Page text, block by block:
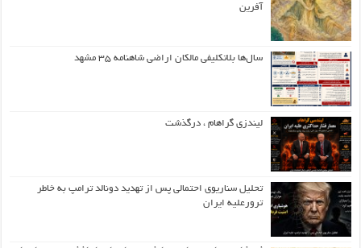
آفرین
سال‌ها بلاتکلیفی مالکان اراضی شاهنامه ۳۵ مشهد
لیندزی گراهام ، درگذشت
تحلیل سناریوی احتمالی پس از تهدید دونالد ترامپ به خاطر
ترورعلیه ایران